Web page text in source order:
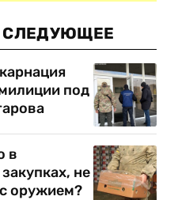
СЛЕДУЮЩЕЕ
под
в
не
оружием?